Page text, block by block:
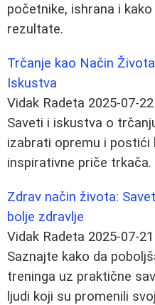
početnike, ishrana i
rezultate.
Trčanje kao Način
Iskustva
Vidak Radeta 2025-07-22
Saveti i iskustva o
izabrati opremu i
inspirativne priče trkača.
Zdrav način života:
bolje zdravlje
Vidak Radeta 2025-07-21
Saznajte kako da
treninga uz praktične
ljudi koji su promenili